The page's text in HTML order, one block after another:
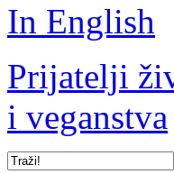
In English
Prijatelji
i veganstva